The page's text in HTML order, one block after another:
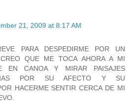
21, 2009 at 8:17 AM
PARA DESPEDIRME POR UN
QUE ME TOCA AHORA A MI
EN CANOA Y MIRAR PAISAJES
POR SU AFECTO Y SU
HACERME SENTIR CERCA DE MI